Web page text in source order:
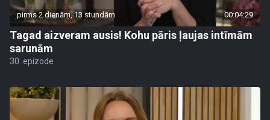
pirms 2 dienām, 13 stundām 00:04:29
Tagad aizveram ausis! Kohu pāris ļaujas intīmām
sarunām
30. epizode